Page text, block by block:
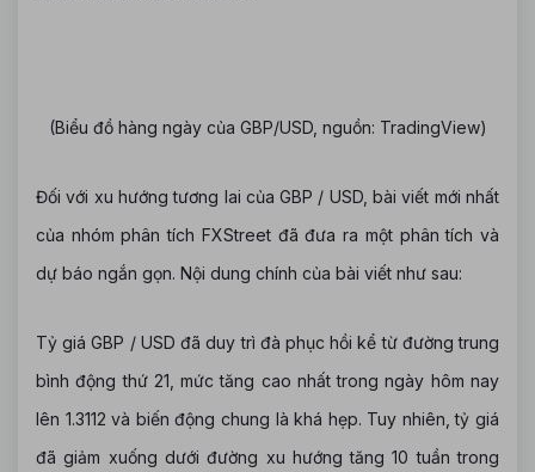
(Biểu đồ hàng ngày của GBP/USD, nguồn: TradingView)
Đối với xu hướng tương lai của GBP / USD, bài viết mới nhất
của nhóm phân tích FXStreet đã đưa ra một phân tích và
dự báo ngắn gọn. Nội dung chính của bài viết như sau:
Tỷ giá GBP / USD đã duy trì đà phục hồi kể từ đường trung
bình động thứ 21, mức tăng cao nhất trong ngày hôm nay
lên 1.3112 và biến động chung là khá hẹp. Tuy nhiên, tỷ giá
đã giảm xuống dưới đường xu hướng tăng 10 tuần trong